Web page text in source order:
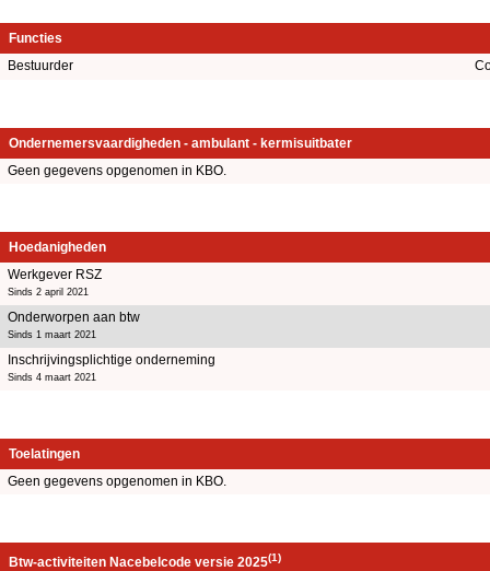
Functies
Bestuurder
Ondernemersvaardigheden - ambulant - kermisuitbater
Geen gegevens opgenomen in KBO.
Hoedanigheden
Werkgever RSZ
Sinds 2 april 2021
Onderworpen aan btw
Sinds 1 maart 2021
Inschrijvingsplichtige onderneming
Sinds 4 maart 2021
Toelatingen
Geen gegevens opgenomen in KBO.
Btw-activiteiten Nacebelcode versie 2025(1)